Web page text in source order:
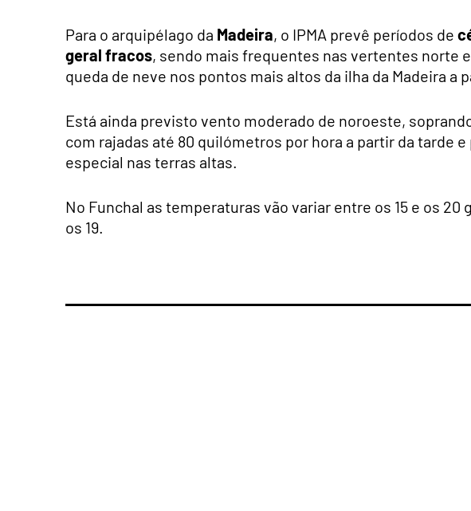
Para o arquipélago da Madeira, o IPMA prevê períodos de
geral fracos, sendo mais frequentes nas vertentes norte
queda de neve nos pontos mais altos da ilha da Madeira a
Está ainda previsto vento moderado de noroeste,
com rajadas até 80 quilómetros por hora a partir da tarde
especial nas terras altas.
No Funchal as temperaturas vão variar entre os 15 e os 20
os 19.